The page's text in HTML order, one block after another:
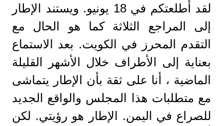
لقد أطلعتكم في 18 يونيو. ويستند الإطار
إلى المراجع الثلاثة كما هو الحال مع
التقدم المحرز في الكويت. بعد الاستماع
بعناية إلى الأطراف خلال الأشهر القليلة
الماضية ، أنا على ثقة بأن الإطار يتماشى
مع متطلبات هذا المجلس والواقع الجديد
للصراع في اليمن. الإطار هو رؤيتي. لكن